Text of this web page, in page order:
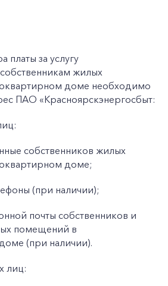
платы за услугу
жилых
доме необходимо
ПАО «Красноярскэнергосбыт:
собственников жилых
доме;
(при наличии);
почты собственников и
помещений в
(при наличии).
лиц: